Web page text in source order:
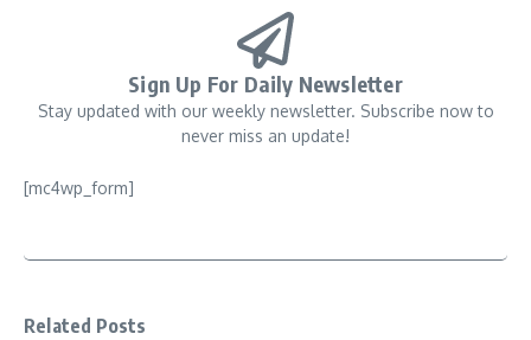
Sign Up For Daily Newsletter
Stay updated with our weekly newsletter. Subscribe now to
never miss an update!
[mc4wp_form]
Related Posts